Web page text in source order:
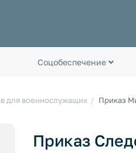
Соцобеспечение
для военнослужащих Приказ
Приказ